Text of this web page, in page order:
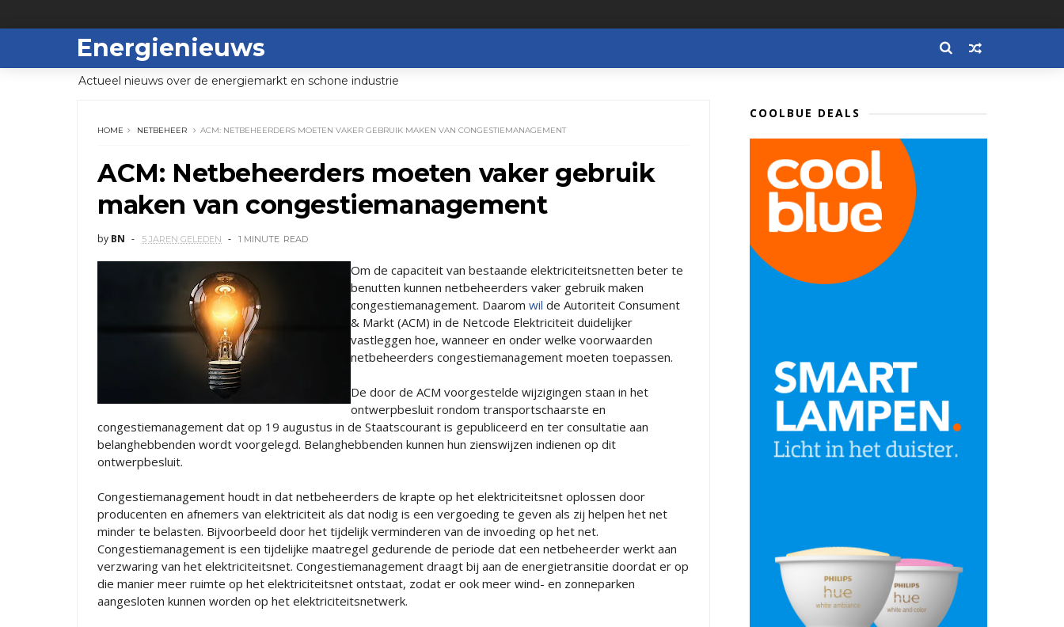
Energienieuws
Actueel nieuws over de energiemarkt en schone industrie
HOME NETBEHEER ACM: NETBEHEERDERS MOETEN VAKER GEBRUIK MAKEN VAN CONGESTIEMANAGEMENT
ACM: Netbeheerders moeten vaker gebruik
maken van congestiemanagement
by BN 5 JAREN GELEDEN 1 MINUTE READ
Om de capaciteit van bestaande elektriciteitsnetten beter te
benutten kunnen netbeheerders vaker gebruik maken
congestiemanagement. Daarom wil de Autoriteit Consument
& Markt (ACM) in de Netcode Elektriciteit duidelijker
vastleggen hoe, wanneer en onder welke voorwaarden
netbeheerders congestiemanagement moeten toepassen.
De door de ACM voorgestelde wijzigingen staan in het
ontwerpbesluit rondom transportschaarste en
congestiemanagement dat op 19 augustus in de Staatscourant is gepubliceerd en ter consultatie aan
belanghebbenden wordt voorgelegd. Belanghebbenden kunnen hun zienswijzen indienen op dit
ontwerpbesluit.
Congestiemanagement houdt in dat netbeheerders de krapte op het elektriciteitsnet oplossen door
producenten en afnemers van elektriciteit als dat nodig is een vergoeding te geven als zij helpen het net
minder te belasten. Bijvoorbeeld door het tijdelijk verminderen van de invoeding op het net.
Congestiemanagement is een tijdelijke maatregel gedurende de periode dat een netbeheerder werkt aan
verzwaring van het elektriciteitsnet. Congestiemanagement draagt bij aan de energietransitie doordat er op
die manier meer ruimte op het elektriciteitsnet ontstaat, zodat er ook meer wind- en zonneparken
aangesloten kunnen worden op het elektriciteitsnetwerk.
COOLBUE DEALS